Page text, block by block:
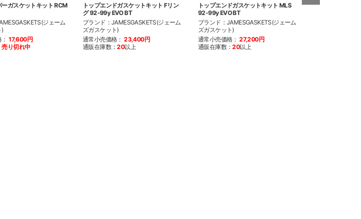
ーガスケットキット RCM
ジェーム
)
17,600円
売り切れ中
トップエンドガスケットキット Fリン
グ 92-99y EVO BT
ブランド：JAMESGASKETS(ジェーム
ズガスケット)
通常小売価格： 23,400円
通販在庫数：20以上
トップエンドガスケットキット MLS
92-99y EVO BT
ブランド：JAMESGASKETS(ジェーム
ズガスケット)
通常小売価格： 27,200円
通販在庫数：20以上
エンジンガスケッ